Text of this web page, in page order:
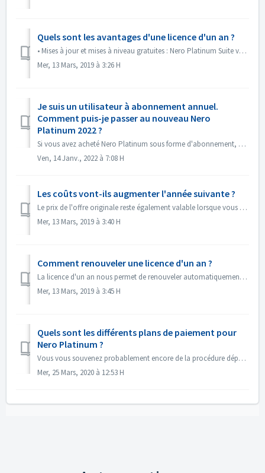
Quels sont les avantages d'une licence d'un an ?
• Mises à jour et mises à niveau gratuites : Nero Platinum Suite vous tient au courant. Les mises à jour et les mises à niveau sont comprises dans le prix e...
Mer, 13 Mars, 2019 à 3:26 H
Je suis un utilisateur à abonnement annuel.
Comment puis-je passer au nouveau Nero
Platinum 2022 ?
Si vous avez acheté Nero Platinum sous forme d'abonnement, vous pouvez passer gratuitement à la dernière version de Nero Platinum 2022. Il y a deux faç...
Ven, 14 Janv., 2022 à 7:08 H
Les coûts vont-ils augmenter l'année suivante ?
Le prix de l'offre originale reste également valable lorsque vous renouvelez votre licence d'un an. Cela signifie que vous payez le même prix en per...
Mer, 13 Mars, 2019 à 3:40 H
Comment renouveler une licence d'un an ?
La licence d'un an nous permet de renouveler automatiquement votre licence pour vous. Il n'y a rien d'autre à faire que de vous détendre et de p...
Mer, 13 Mars, 2019 à 3:45 H
Quels sont les différents plans de paiement pour
Nero Platinum ?
Vous vous souvenez probablement encore de la procédure dépassée où vous deviez acheter et installer la nouvelle version de Nero chaque année pour rester à j...
Mer, 25 Mars, 2020 à 12:53 H